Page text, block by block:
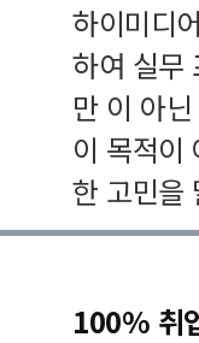
하이미디
하여 실무
만 이 아
이 목적이
한 고민을
100% 취